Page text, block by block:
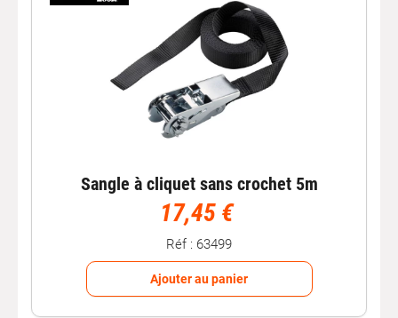
Sangle à cliquet sans crochet 5m
17,45 €
Réf : 63499
Ajouter au panier